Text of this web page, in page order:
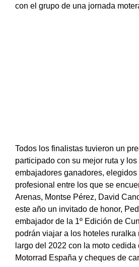
con el grupo de una jornada
Todos los finalistas tuvieron un
participado con su mejor ruta y
embajadores ganadores,
profesional entre los que se
Arenas, Montse Pérez, David
este año un invitado de honor,
embajador de la 1º Edición de
podrán viajar a los hoteles ruralka
largo del 2022 con la moto
Motorrad España y cheques de